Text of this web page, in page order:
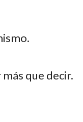
que decir.